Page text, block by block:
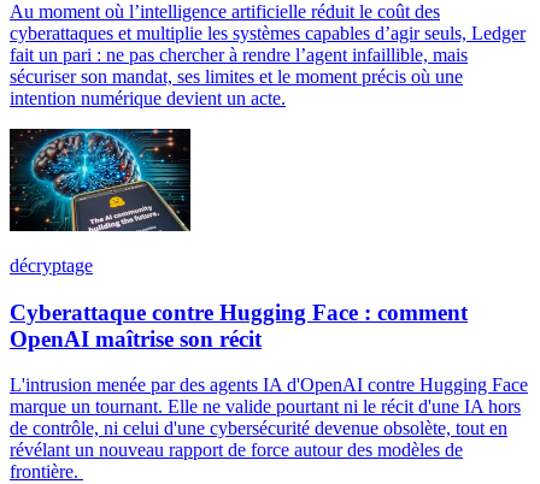
Au moment où l’intelligence artificielle réduit le coût des
cyberattaques et multiplie les systèmes capables d’agir seuls, Ledger
fait un pari : ne pas chercher à rendre l’agent infaillible, mais
sécuriser son mandat, ses limites et le moment précis où une
intention numérique devient un acte.
décryptage
Cyberattaque contre Hugging Face : comment
OpenAI maîtrise son récit
L'intrusion menée par des agents IA d'OpenAI contre Hugging Face
marque un tournant. Elle ne valide pourtant ni le récit d'une IA hors
de contrôle, ni celui d'une cybersécurité devenue obsolète, tout en
révélant un nouveau rapport de force autour des modèles de
frontière.